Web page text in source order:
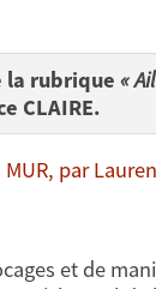
la rubrique «
CLAIRE.
MUR, par
et de